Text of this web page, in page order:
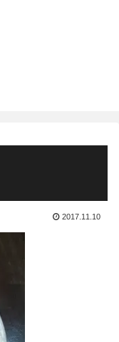
2017.11.10